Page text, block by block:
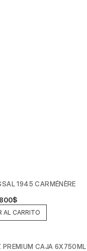
1945 CARMÉNÈRE
AL CARRITO
PREMIUM CAJA 6X750ML